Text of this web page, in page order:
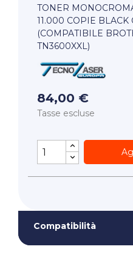
TONER
11.000 COPIE BLACK
(COMPATIBILE
TN3600XXL)
84,00 €
Tasse escluse
Compatibilità